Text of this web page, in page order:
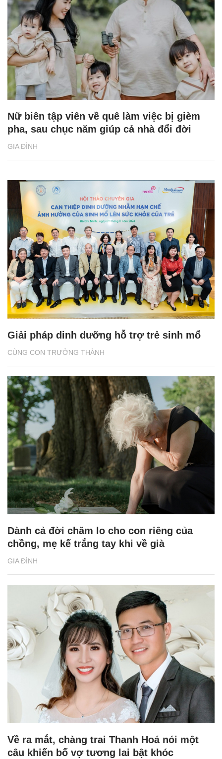
GIA ĐÌNH
Nữ biên tập viên về quê làm việc bị gièm
pha, sau chục năm giúp cả nhà đổi đời
CÙNG CON TRƯỞNG THÀNH
Giải pháp dinh dưỡng hỗ trợ trẻ sinh mổ
GIA ĐÌNH
Dành cả đời chăm lo cho con riêng của
chồng, mẹ kế trắng tay khi về già
Về ra mắt, chàng trai Thanh Hoá nói một
câu khiến bố vợ tương lai bật khóc